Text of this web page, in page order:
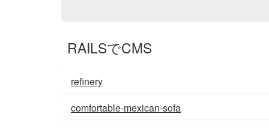
RAILSでCMS
refinery
comfortable-mexican-sofa